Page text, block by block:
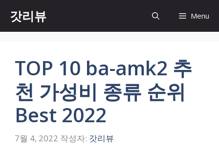
츠
갓리뷰 Menu
TOP 10 ba-amk2 추
천 가성비 종류 순위
Best 2022
7월 4, 2022 작성자: 갓리뷰